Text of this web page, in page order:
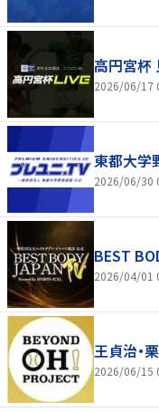
高円宮杯
2026/06/17
東都大学
2026/06/30
BEST
2026/04/01
王貞治・
2026/06/15